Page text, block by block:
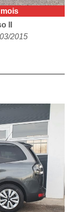
II
2015